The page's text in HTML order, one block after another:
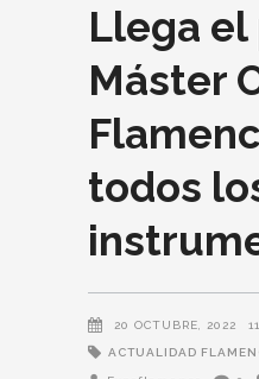
Llega
Máster
todos
20 OCTUBRE, 2022
ACTUALIDAD